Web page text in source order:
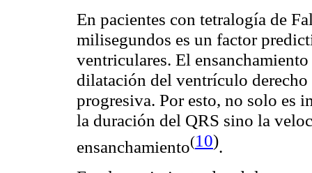
En pacientes con tetralogía de
milisegundos es un factor
ventriculares. El
dilatación del ventrículo
progresiva. Por esto, no solo es
la duración del QRS sino la
ensanchamiento(10).